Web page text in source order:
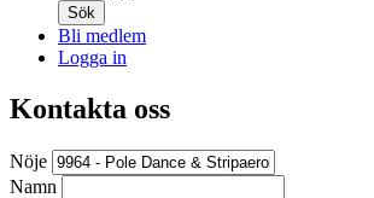
Sök
Bli medlem
Logga in
Kontakta oss
Nöje
Namn